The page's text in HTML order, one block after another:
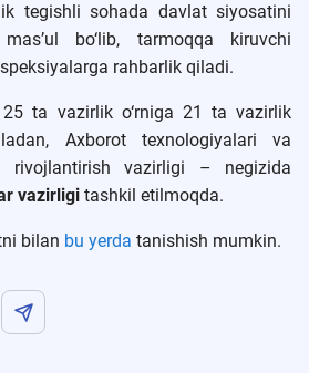
tegishli sohada davlat siyosatini
bo‘lib, tarmoqqa kiruvchi
rahbarlik qiladi.
ta vazirlik o‘rniga 21 ta vazirlik
Axborot texnologiyalari va
rivojlantirish vazirligi – negizida
vazirligi tashkil etilmoqda.
bilan bu yerda tanishish mumkin.